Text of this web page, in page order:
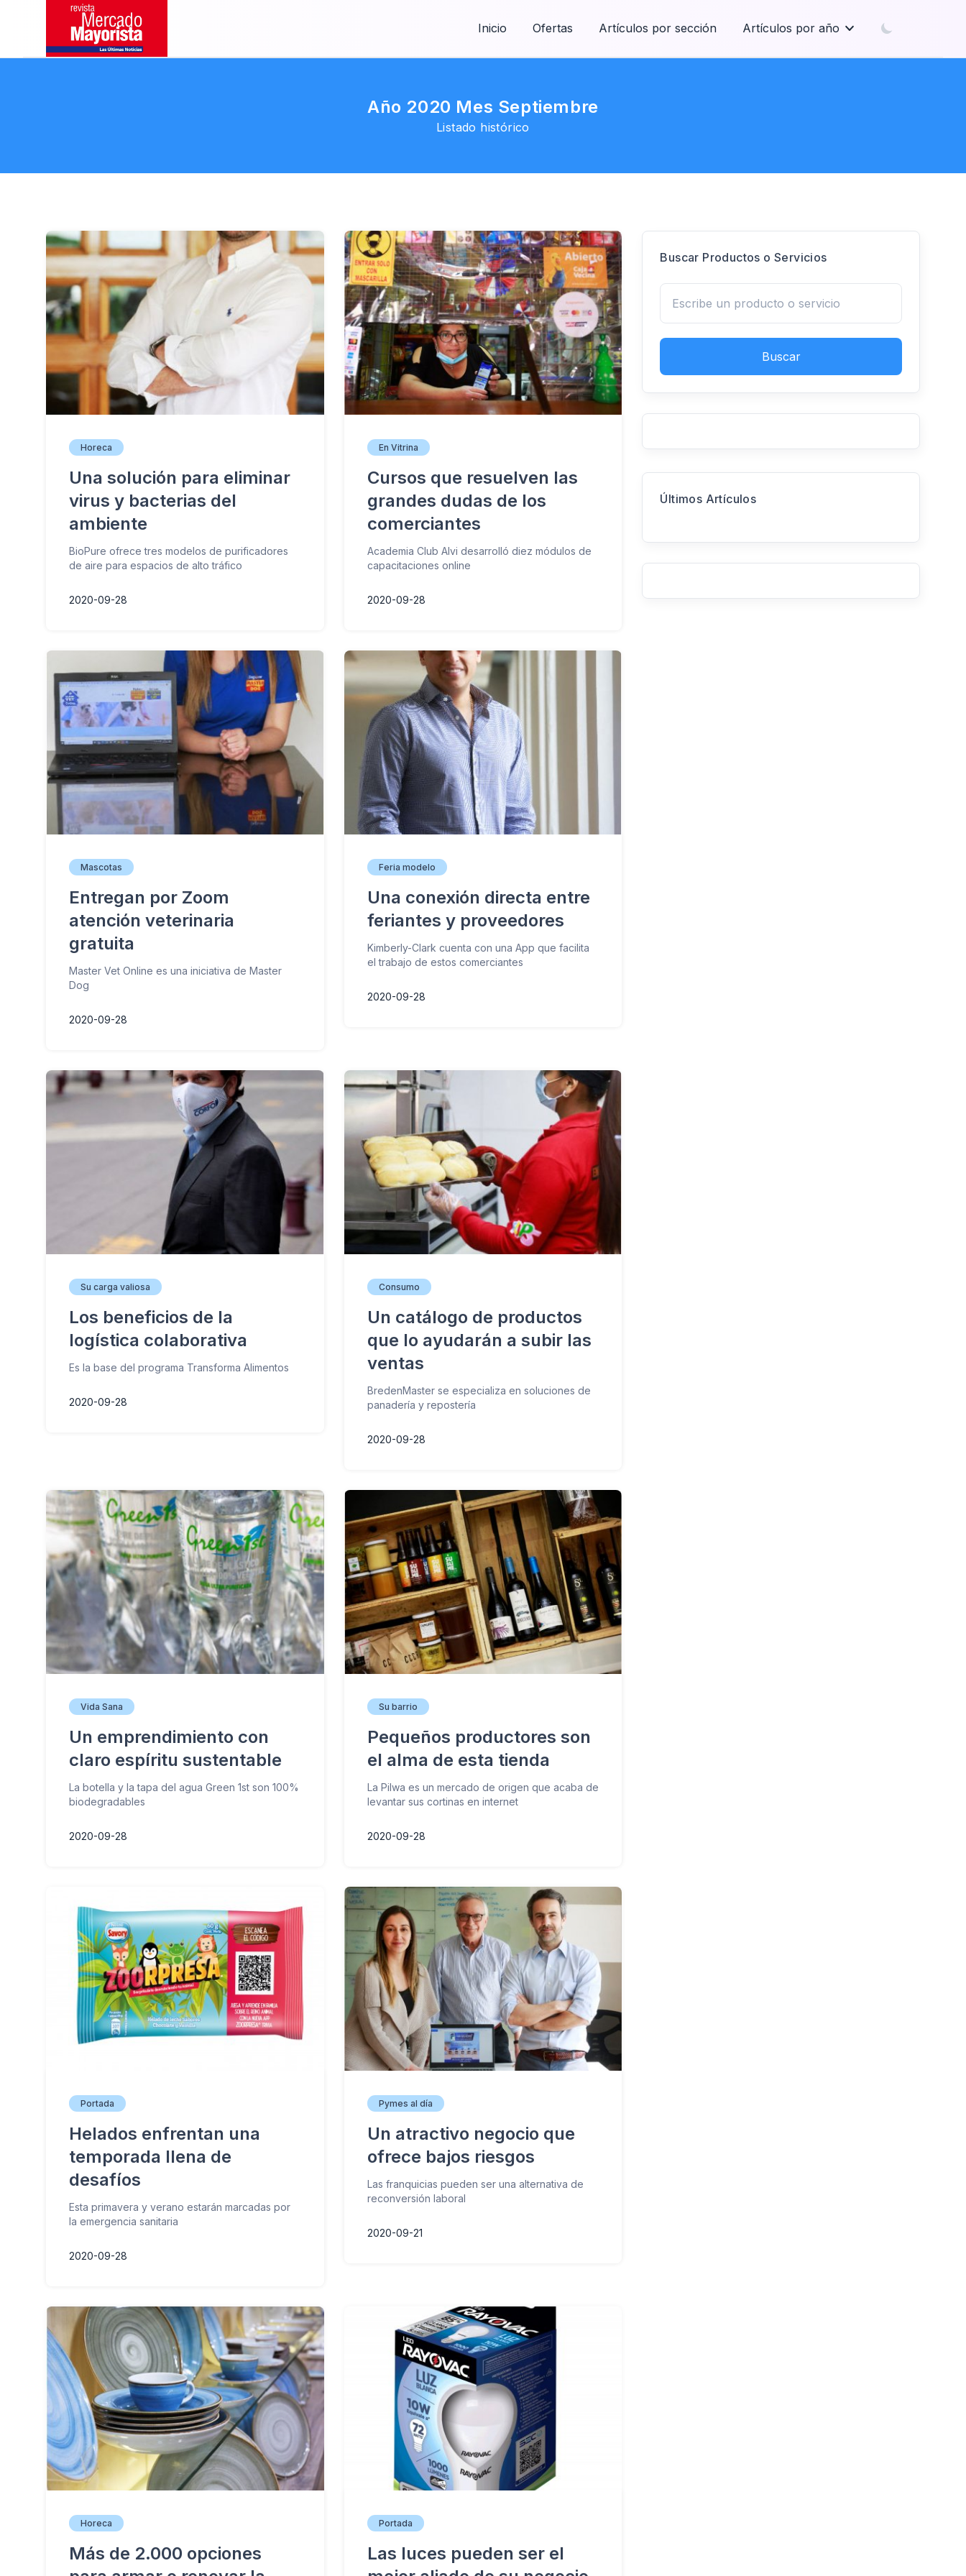
Inicio Ofertas Artículos por sección Artículos por año
Año 2020 Mes Septiembre
Listado histórico
Horeca
Una solución para eliminar
virus y bacterias del
ambiente
BioPure ofrece tres modelos de purificadores
de aire para espacios de alto tráfico
2020-09-28
En Vitrina
Cursos que resuelven las
grandes dudas de los
comerciantes
Academia Club Alvi desarrolló diez módulos de
capacitaciones online
2020-09-28
Mascotas
Entregan por Zoom
atención veterinaria
gratuita
Master Vet Online es una iniciativa de Master
Dog
2020-09-28
Feria modelo
Una conexión directa entre
feriantes y proveedores
Kimberly-Clark cuenta con una App que facilita
el trabajo de estos comerciantes
2020-09-28
Su carga valiosa
Los beneficios de la
logística colaborativa
Es la base del programa Transforma Alimentos
2020-09-28
Consumo
Un catálogo de productos
que lo ayudarán a subir las
ventas
BredenMaster se especializa en soluciones de
panadería y repostería
2020-09-28
Vida Sana
Un emprendimiento con
claro espíritu sustentable
La botella y la tapa del agua Green 1st son 100%
biodegradables
2020-09-28
Su barrio
Pequeños productores son
el alma de esta tienda
La Pilwa es un mercado de origen que acaba de
levantar sus cortinas en internet
2020-09-28
Portada
Helados enfrentan una
temporada llena de
desafíos
Esta primavera y verano estarán marcadas por
la emergencia sanitaria
2020-09-28
Pymes al día
Un atractivo negocio que
ofrece bajos riesgos
Las franquicias pueden ser una alternativa de
reconversión laboral
2020-09-21
Horeca
Más de 2.000 opciones
Portada
Las luces pueden ser el
Buscar Productos o Servicios
Buscar
Últimos Artículos